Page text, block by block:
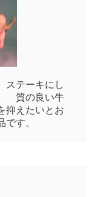
テーキにし
質の良い牛
抑えたいとお
です。